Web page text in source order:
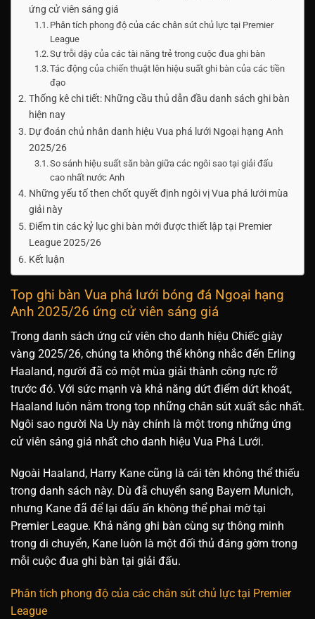
ứng cử viên sáng giá
Phân tích phong độ của các chân sút chủ lực tại Premier
League
Sự trỗi dậy của các tài năng trẻ trong cuộc đua ghi bàn
Tác động của chiến thuật lên hiệu suất ghi bàn của các tiền
đạo
Thống kê chi tiết: Những cầu thủ dẫn đầu danh sách ghi bàn
hiện nay
Dự đoán chủ nhân danh hiệu Vua phá lưới Ngoại hạng Anh
2025/26
So sánh hiệu suất săn bàn giữa các ngôi sao tại giải đấu
cao nhất nước Anh
Những yếu tố then chốt quyết định ngôi vị Vua phá lưới mùa
giải này
Điểm tin các kỷ lục ghi bàn mới được thiết lập tại Premier
League 2025/26
Kết luận
Top ghi bàn Vua phá lưới bóng đá Ngoại hạng
Anh 2025/26 ứng cử viên sáng giá
Trong danh sách ứng cử viên cho danh hiệu Chiếc giày
vàng 2025/26, chúng ta không thể không nhắc đến Erling
Haaland, người đã có một mùa giải thành công rực rỡ
trước đó. Với sức mạnh và khả năng dứt điểm dứt khoát,
Haaland luôn nằm trong top những chân sút xuất sắc nhất.
Ngôi sao người Na Uy này chính là một trong những ứng
cử viên sáng giá nhất cho danh hiệu Vua Phá Lưới.
Ngoài Haaland, Harry Kane cũng là cái tên không thể thiếu
trong danh sách này. Dù đã chuyển sang Bayern Munich,
nhưng Kane đã để lại dấu ấn không thể phai mờ tại
Premier League. Khả năng ghi bàn cùng sự thông minh
trong di chuyển, Kane luôn là một đối thủ đáng gờm trong
mỗi cuộc đua ghi bàn tại giải đấu.
Phân tích phong độ của các chân sút chủ lực tại Premier
League